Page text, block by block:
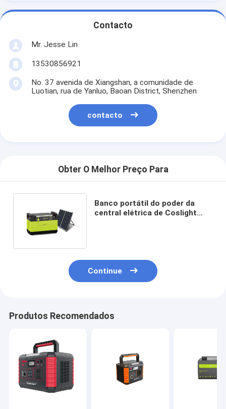
Contacto
Mr. Jesse Lin
13530856921
No. 37 avenida de Xiangshan, a comunidade de
Luotian, rua de Yanluo, Baoan District, Shenzhen
contacto
Obter O Melhor Preço Para
Banco portátil do poder da
central elétrica de Coslight
Continue
Produtos Recomendados